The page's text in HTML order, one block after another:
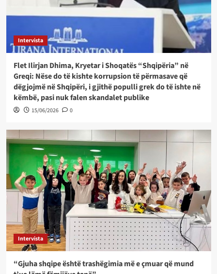
Intervista
Flet Ilirjan Dhima, Kryetar i Shoqatës “Shqipëria” në
Greqi: Nëse do të kishte korrupsion të përmasave që
dëgjojmë në Shqipëri, i gjithë populli grek do të ishte në
këmbë, pasi nuk falen skandalet publike
15/06/2026 0
Intervista
“Gjuha shqipe është trashëgimia më e çmuar që mund